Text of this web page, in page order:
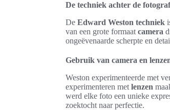
De techniek achter de
De Edward Weston techniek
van een grote formaat camera
ongeëvenaarde scherpte en
Gebruik van camera en
Weston experimenteerde met
experimenteren met lenzen
werd elke foto een unieke
zoektocht naar perfectie.